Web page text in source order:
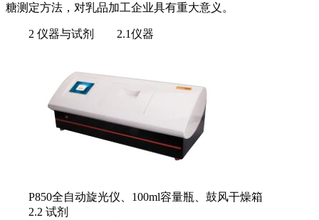
糖测定方法，对乳品加工企业具有重大意义。
2 仪器与试剂 2.1仪器
P850全自动旋光仪、100ml容量瓶、鼓风干燥箱
2.2 试剂